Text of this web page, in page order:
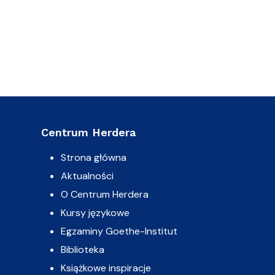
Centrum Herdera
Strona główna
Aktualności
O Centrum Herdera
Kursy językowe
Egzaminy Goethe-Institut
Biblioteka
Książkowe inspiracje